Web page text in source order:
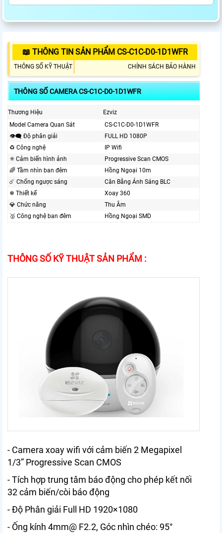
📖 THÔNG TIN SẢN PHẨM CS-C1C-D0-1D1WFR
THÔNG SỐ KỸ THUẬT CHÍNH SÁCH BẢO HÀNH
THÔNG SỐ CAMERA CS-C1C-D0-1D1WFR
Thương Hiệu
Ezviz
Model Camera Quan Sát
CS-C1C-D0-1D1WFR
👁️‍🗨 Độ phân giải
FULL HD 1080P
♻ Công nghệ
IP Wifi
✳️ Cảm biến hình ảnh
Progressive Scan CMOS
🌈 Tầm nhìn ban đêm
Hồng Ngoại 10m
☄️ Chống ngược sáng
Cân Bằng Ánh Sáng BLC
❄ Thiết kế
Xoay 360
💎 Chức năng
Thu Âm
🥈️ Công nghệ ban đêm
Hồng Ngoại SMD
THÔNG SỐ KỸ THUẬT SẢN PHẨM :
- Camera xoay wifi với cảm biến 2 Megapixel
1/3” Progressive Scan CMOS
- Tích hợp trung tâm báo động cho phép kết nối
32 cảm biến/còi báo động
- Độ Phân giải Full HD 1920×1080
- Ống kính 4mm@ F2.2, Góc nhìn chéo: 95°